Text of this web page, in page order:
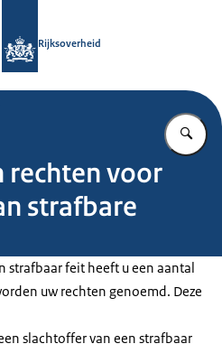
Rijksoverheid
rechten voor
strafbare
strafbaar feit heeft u een aantal
uw rechten genoemd. Deze
slachtoffer van een strafbaar